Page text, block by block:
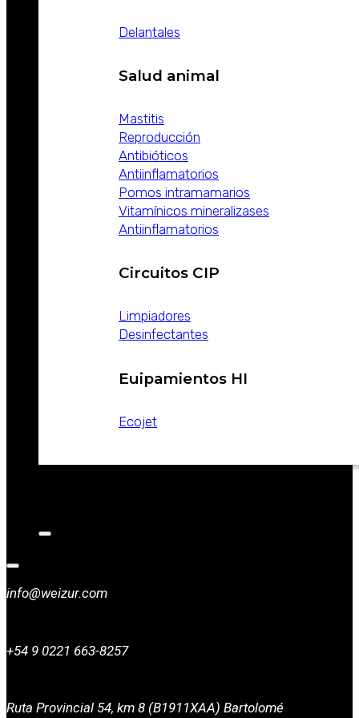
Delantales
Salud animal
Mastitis
Reproducción
Antibióticos
Antiinflamatorios
Pomos intramamarios
Vitamínicos mineralizases
Antiinflamatorios
Circuitos CIP
Limpiadores
Desinfectantes
Euipamientos HI
Ecojet
info@weizur.com
+54 9 0221 663-8257
Ruta Provincial 54, km 8 (B1911XAA) Bartolomé